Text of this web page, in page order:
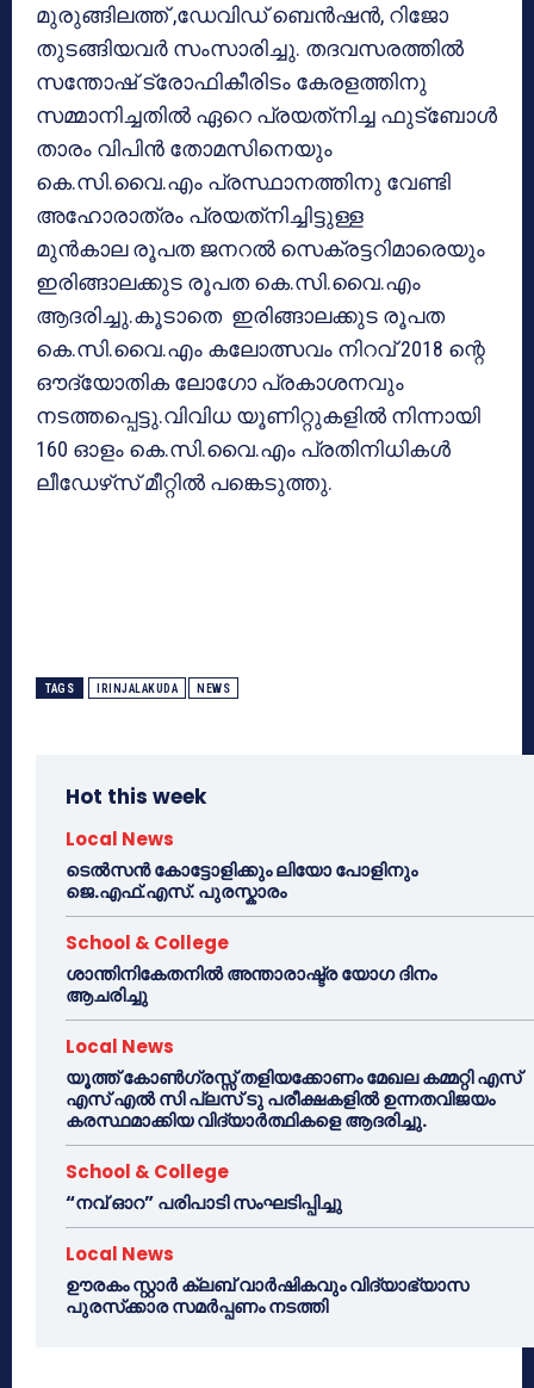
മുരുങ്ങിലത്ത് ,ഡേവിഡ് ബെന്‍ഷന്‍, റിജോ
തുടങ്ങിയവര്‍ സംസാരിച്ചു. തദവസരത്തില്‍
സന്തോഷ് ട്രോഫികീരിടം കേരളത്തിനു
സമ്മാനിച്ചതില്‍ ഏറെ പ്രയത്‌നിച്ച ഫുട്‌ബോള്‍
താരം വിപിന്‍ തോമസിനെയും
കെ.സി.വൈ.എം പ്രസ്ഥാനത്തിനു വേണ്ടി
അഹോരാത്രം പ്രയത്‌നിച്ചിട്ടുള്ള
മുന്‍കാല രൂപത ജനറല്‍ സെക്രട്ടറിമാരെയും
ഇരിങ്ങാലക്കുട രൂപത കെ.സി.വൈ.എം
ആദരിച്ചു.കൂടാതെ ഇരിങ്ങാലക്കുട രൂപത
കെ.സി.വൈ.എം കലോത്സവം നിറവ് 2018 ന്റെ
ഔദ്യോതിക ലോഗോ പ്രകാശനവും
നടത്തപ്പെട്ടു.വിവിധ യൂണിറ്റുകളില്‍ നിന്നായി
160 ഓളം കെ.സി.വൈ.എം പ്രതിനിധികള്‍
ലീഡേഴ്‌സ് മീറ്റില്‍ പങ്കെടുത്തു.
TAGS IRINJALAKUDA NEWS
Hot this week
Local News
ടെൽസൻ കോട്ടോളിക്കും ലിയോ പോളിനും
ജെ.എഫ്.എസ്. പുരസ്കാരം
School & College
ശാന്തിനികേതനിൽ അന്താരാഷ്ട്ര യോഗ ദിനം
ആചരിച്ചു
Local News
യൂത്ത് കോൺഗ്രസ്സ് തളിയക്കോണം മേഖല കമ്മറ്റി എസ്
എസ് എൽ സി പ്ലസ് ടു പരീക്ഷകളിൽ ഉന്നതവിജയം
കരസ്ഥമാക്കിയ വിദ്യാർത്ഥികളെ ആദരിച്ചു.
School & College
“നവ് ഓറ” പരിപാടി സംഘടിപ്പിച്ചു
Local News
ഊരകം സ്റ്റാർ ക്ലബ് വാർഷികവും വിദ്യാഭ്യാസ
പുരസ്‌ക്കാര സമർപ്പണം നടത്തി